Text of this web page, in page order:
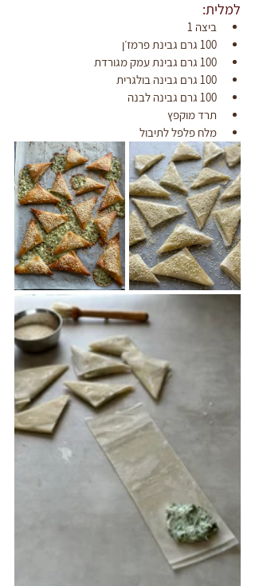
למלית:
ביצה 1
100 גרם גבינת פרמז׳ן
100 גרם גבינת עמק מגורדת
100 גרם גבינה בולגרית
100 גרם גבינה לבנה
תרד מוקפץ
מלח פלפל לתיבול